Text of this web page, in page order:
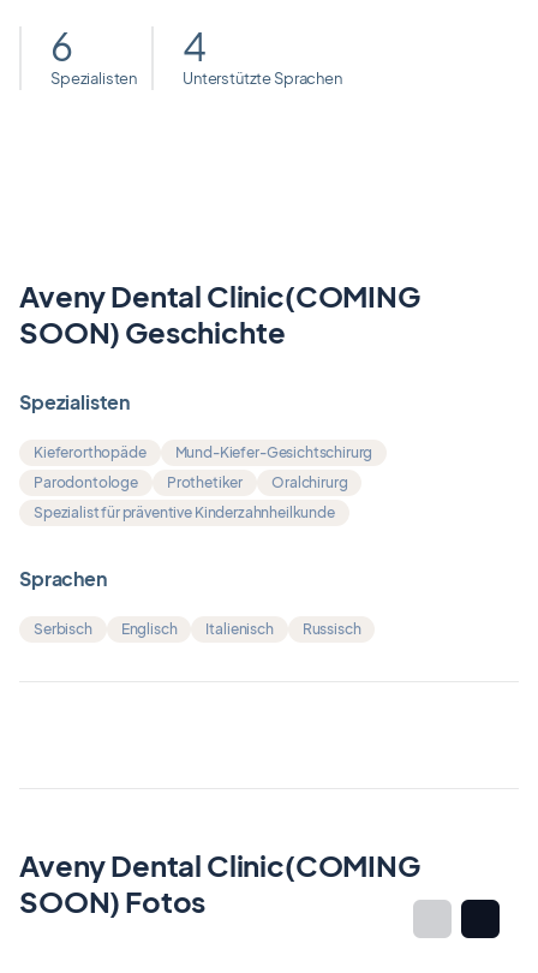
6
Spezialisten
4
Unterstützte Sprachen
Aveny Dental Clinic(COMING
SOON) Geschichte
Spezialisten
Kieferorthopäde
Mund-Kiefer-Gesichtschirurg
Parodontologe
Prothetiker
Oralchirurg
Spezialist für präventive Kinderzahnheilkunde
Sprachen
Serbisch Englisch Italienisch Russisch
Aveny Dental Clinic(COMING
SOON) Fotos